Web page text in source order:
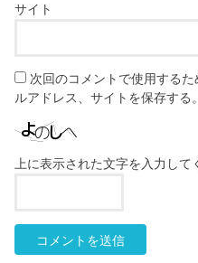
サイト
次回のコメントで使用する
ルアドレス、サイトを保存する。
上に表示された文字を入力して